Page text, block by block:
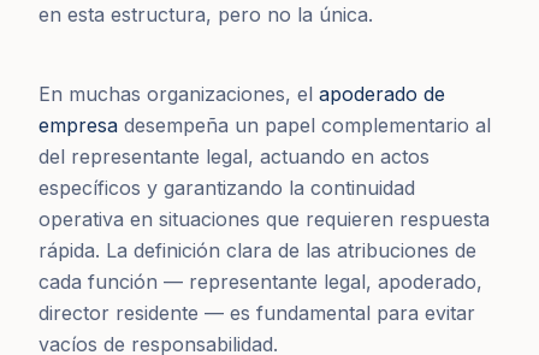
en esta estructura, pero no la única.
En muchas organizaciones, el apoderado de
empresa desempeña un papel complementario al
del representante legal, actuando en actos
específicos y garantizando la continuidad
operativa en situaciones que requieren respuesta
rápida. La definición clara de las atribuciones de
cada función — representante legal, apoderado,
director residente — es fundamental para evitar
vacíos de responsabilidad.